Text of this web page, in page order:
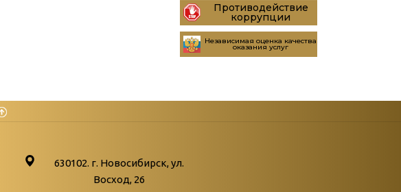
Противодействие
коррупции
Независимая оценка качества
оказания услуг
новых поступлений
Победа.
630102. г. Новосибирск, ул.
Восход, 26